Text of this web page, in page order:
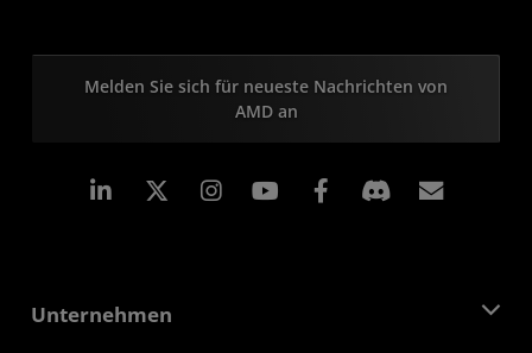
Melden Sie sich für neueste Nachrichten von
AMD an
LinkedIn Instagram Facebook
Unternehmen